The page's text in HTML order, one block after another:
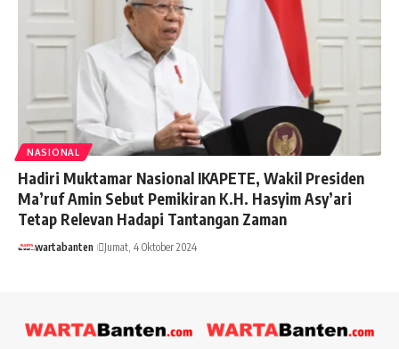
NASIONAL
Hadiri Muktamar Nasional IKAPETE, Wakil Presiden
Ma’ruf Amin Sebut Pemikiran K.H. Hasyim Asy’ari
Tetap Relevan Hadapi Tantangan Zaman
wartabanten Jumat, 4 Oktober 2024